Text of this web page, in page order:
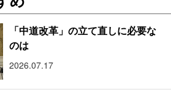
「中道改革」の立て直しに必要な
のは
2026.07.17